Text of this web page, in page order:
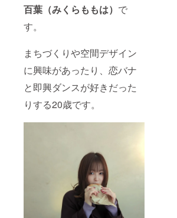
百葉（みくらももは） で
す。
まちづくりや空間デザイン
に興味があったり、恋バナ
と即興ダンスが好きだった
りする20歳です。